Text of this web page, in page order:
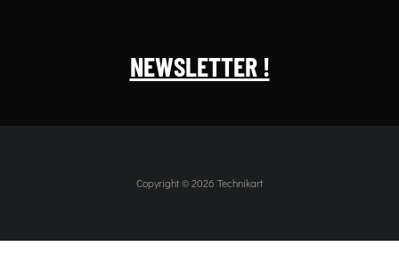
NEWSLETTER !
Copyright © 2026 Technikart